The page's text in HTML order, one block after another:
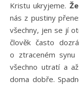
Kristu ukryjeme.
nás z pustiny
všechny, jen se jí
člověk často
o ztraceném synu
všechno utratí a
doma dobře.